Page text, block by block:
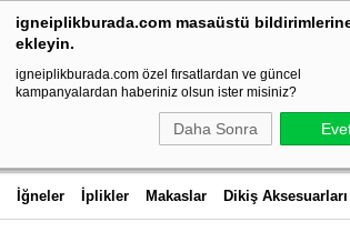
igneiplikburada.com masaüstü
ekleyin.
igneiplikburada.com özel fırsatlardan ve güncel
kampanyalardan haberiniz olsun ister misiniz?
Daha Sonra
İğneler İplikler Makaslar Dikiş Aksesuarları